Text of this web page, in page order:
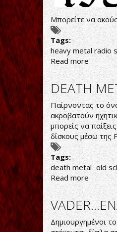
Μπορείτε να
Tags:
heavy metal radio
Read more about
ΣΕ
ΤΗΝ
THIS
IS
HEAVY
METAL
ΣΤΟ
1981
(10/01/
DEATH
Παίρνοντας το
ακροβατούν
μπορείς να
δίσκους μέσω της
Tags:
death metal old
Read more about
DEATH
METAL,
THE
OLD
WAY
Δημιουργημένοι